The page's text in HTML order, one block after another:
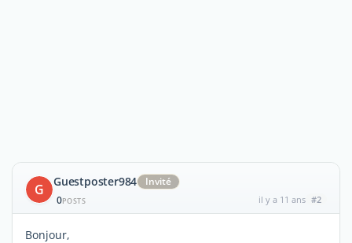
G Guestposter984
Invité
0POSTS il y a 11 ans #2
Bonjour,